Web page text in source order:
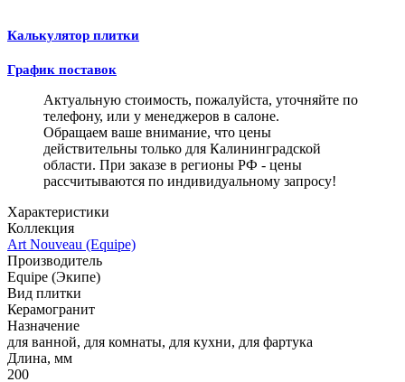
Калькулятор плитки
График поставок
Актуальную стоимость, пожалуйста, уточняйте по
телефону, или у менеджеров в салоне.
Обращаем ваше внимание, что цены
действительны только для Калининградской
области. При заказе в регионы РФ - цены
рассчитываются по индивидуальному запросу!
Характеристики
Коллекция
Art Nouveau (Equipe)
Производитель
Equipe (Экипе)
Вид плитки
Керамогранит
Назначение
для ванной, для комнаты, для кухни, для фартука
Длина, мм
200